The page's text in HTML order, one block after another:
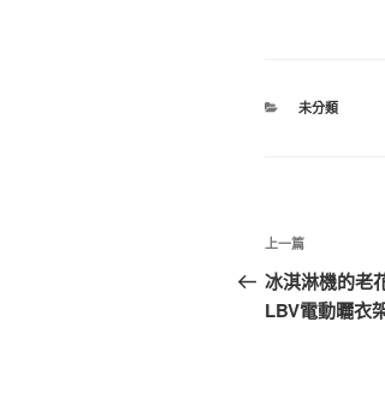
分
未分類
文
章
導
上
一
篇
上一篇
冰淇淋機的老
LBV電動曬衣